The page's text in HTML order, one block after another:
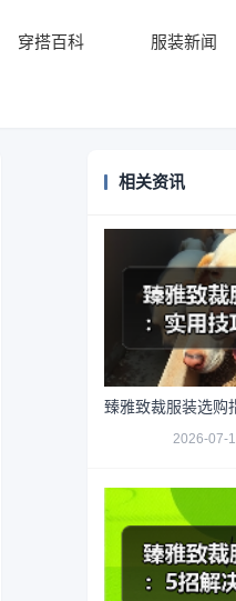
穿搭百科 服装新闻
相关资讯
臻雅致裁服装选购
2026-07-